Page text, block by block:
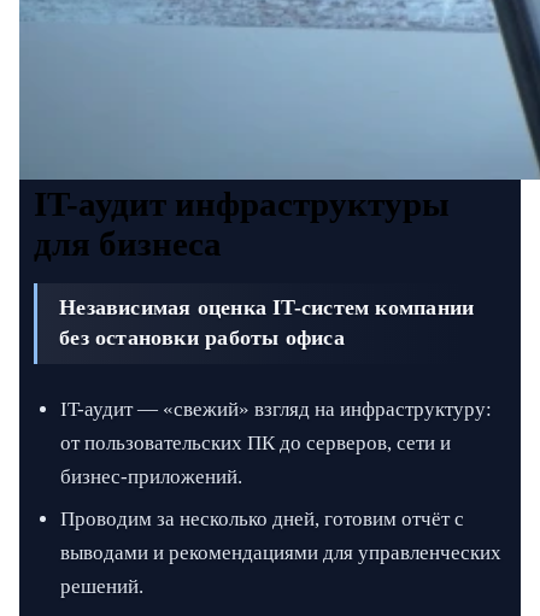
IT-аудит инфраструктуры
для бизнеса
Независимая оценка IT-систем компании
без остановки работы офиса
IT-аудит — «свежий» взгляд на инфраструктуру:
от пользовательских ПК до серверов, сети и
бизнес-приложений.
Проводим за несколько дней, готовим отчёт с
выводами и рекомендациями для управленческих
решений.